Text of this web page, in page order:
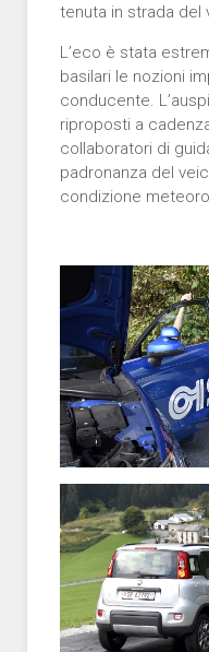
tenuta in strada del
L’eco è stata
basilari le nozioni
conducente.
riproposti a
collaboratori di
padronanza del
condizione